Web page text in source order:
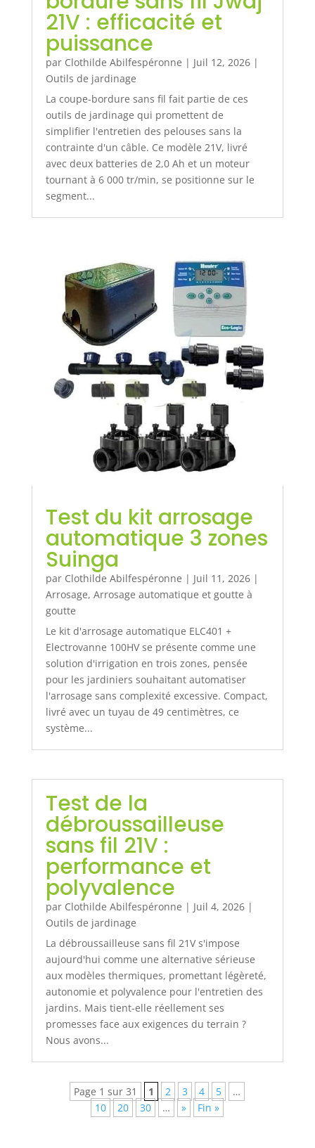
21V : efficacité et
puissance
par Clothilde Abilfespéronne | Juil 12, 2026|
Outils de jardinage
La coupe-bordure sans fil fait partie de ces
outils de jardinage qui promettent de
simplifier l'entretien des pelouses sans la
contrainte d'un câble. Ce modèle 21V, livré
avec deux batteries de 2,0 Ah et un moteur
tournant à 6 000 tr/min, se positionne sur le
segment...
Test du kit arrosage
automatique 3 zones
Suinga
par Clothilde Abilfespéronne | Juil 11, 2026|
Arrosage, Arrosage automatique et goutte à
goutte
Le kit d'arrosage automatique ELC401 +
Electrovanne 100HV se présente comme une
solution d'irrigation en trois zones, pensée
pour les jardiniers souhaitant automatiser
l'arrosage sans complexité excessive. Compact,
livré avec un tuyau de 49 centimètres, ce
système...
Test de la
débroussailleuse
sans fil 21V :
performance et
polyvalence
par Clothilde Abilfespéronne | Juil 4, 2026|
Outils de jardinage
La débroussailleuse sans fil 21V s'impose
aujourd'hui comme une alternative sérieuse
aux modèles thermiques, promettant légèreté,
autonomie et polyvalence pour l'entretien des
jardins. Mais tient-elle réellement ses
promesses face aux exigences du terrain ?
Nous avons...
Page 1 sur 31 1 2 3 4 5
…
10
20 30 … » Fin »